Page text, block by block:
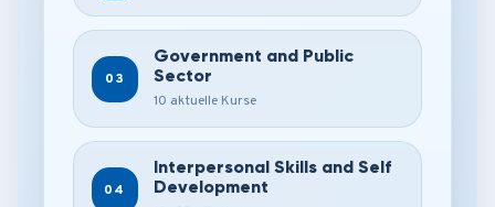
03
Government and Public
Sector
10 aktuelle Kurse
04
Interpersonal Skills and Self
Development